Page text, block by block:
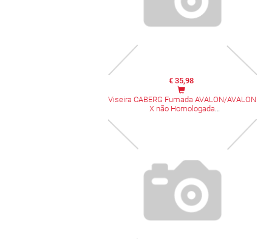
€ 35,98
Viseira CABERG Fumada AVALON/AVALON
X não Homologada